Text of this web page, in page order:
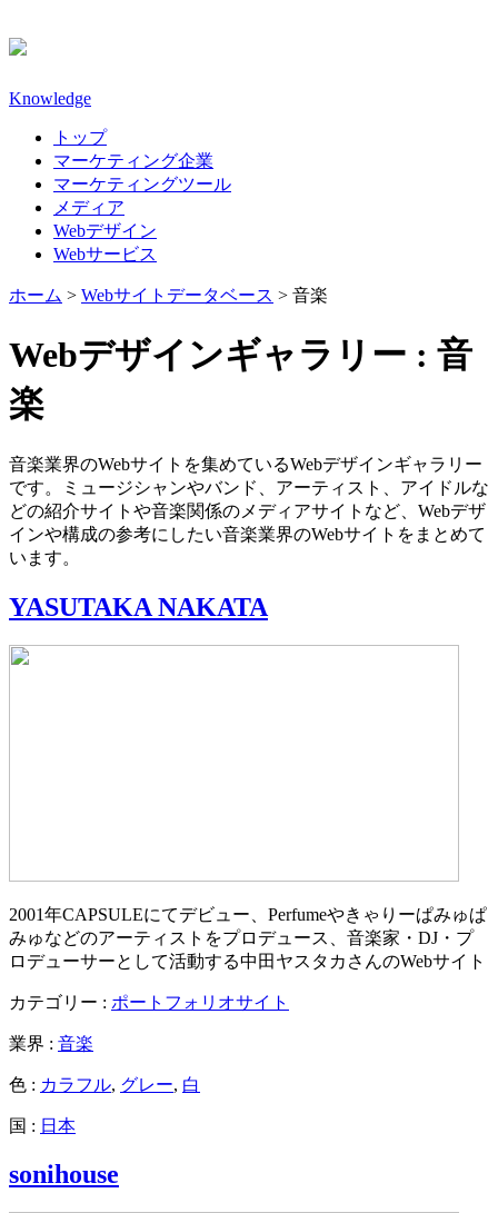
Knowledge
トップ
マーケティング企業
マーケティングツール
メディア
Webデザイン
Webサービス
ホーム > Webサイトデータベース > 音楽
Webデザインギャラリー : 音
楽
音楽業界のWebサイトを集めているWebデザインギャラリー
です。ミュージシャンやバンド、アーティスト、アイドルな
どの紹介サイトや音楽関係のメディアサイトなど、Webデザ
インや構成の参考にしたい音楽業界のWebサイトをまとめて
います。
YASUTAKA NAKATA
2001年CAPSULEにてデビュー、Perfumeやきゃりーぱみゅぱ
みゅなどのアーティストをプロデュース、音楽家・DJ・プ
ロデューサーとして活動する中田ヤスタカさんのWebサイト
カテゴリー : ポートフォリオサイト
業界 : 音楽
色 : カラフル, グレー, 白
国 : 日本
sonihouse